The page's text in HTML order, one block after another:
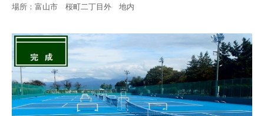
場所：富山市 桜町二丁目外 地内